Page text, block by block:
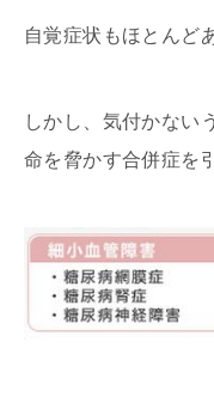
自覚症状もほとんど
しかし、気付かない
命を脅かす合併症を